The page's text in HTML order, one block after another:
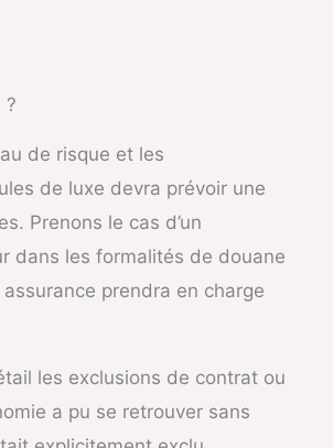
?
de risque et les
de luxe devra prévoir une
Prenons le cas d’un
dans les formalités de douane
prendra en charge
les exclusions de contrat ou
a pu se retrouver sans